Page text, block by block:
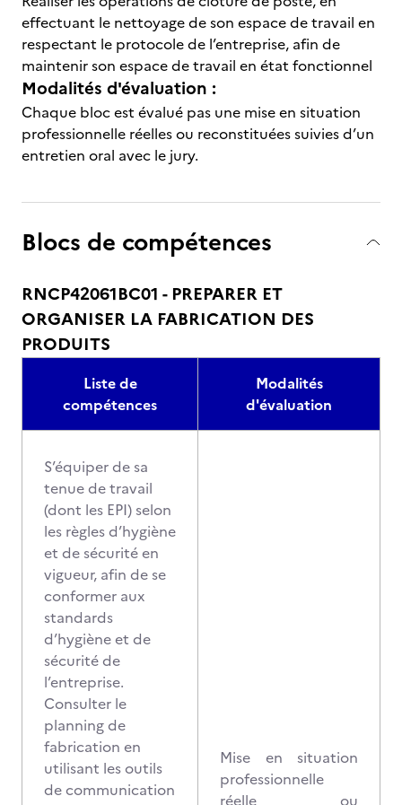
effectuant le nettoyage de son espace de travail en
respectant le protocole de l’entreprise, afin de
maintenir son espace de travail en état fonctionnel
Modalités d'évaluation :
Chaque bloc est évalué pas une mise en situation
professionnelle réelles ou reconstituées suivies d’un
entretien oral avec le jury.
Blocs de compétences
RNCP42061BC01 - PREPARER ET
ORGANISER LA FABRICATION DES
PRODUITS
Liste de
compétences
Modalités
d'évaluation
S’équiper de sa
tenue de travail
(dont les EPI) selon
les règles d’hygiène
et de sécurité en
vigueur, afin de se
conformer aux
standards
d’hygiène et de
sécurité de
l’entreprise.
Consulter le
planning de
fabrication en
utilisant les outils
de communication
Mise en situation
professionnelle
réelle ou